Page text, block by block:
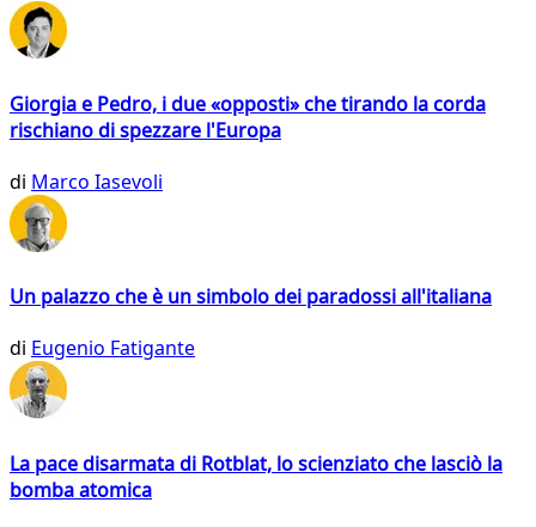
Giorgia e Pedro, i due «opposti» che tirando la corda
rischiano di spezzare l'Europa
di Marco Iasevoli
Un palazzo che è un simbolo dei paradossi all'italiana
di Eugenio Fatigante
La pace disarmata di Rotblat, lo scienziato che lasciò la
bomba atomica